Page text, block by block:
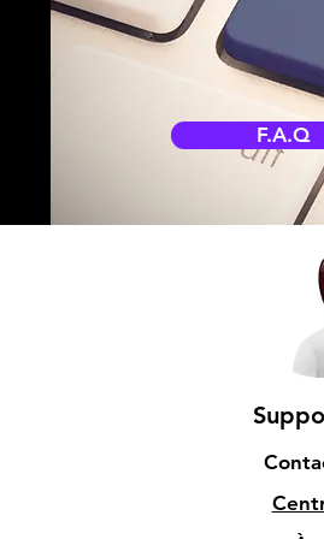
F.A.Q